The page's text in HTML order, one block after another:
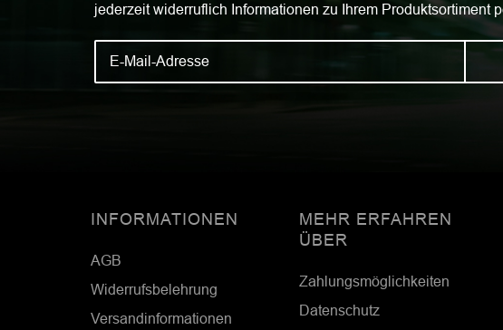
jederzeit widerruflich Informationen zu Ihrem Produktsortiment
INFORMATIONEN
AGB
Widerrufsbelehrung
Versandinformationen
MEHR ERFAHREN
ÜBER
Zahlungsmöglichkeiten
Datenschutz